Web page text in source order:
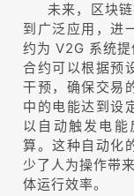
未来，区块
到广泛应用，进
约为 V2G 系统
合约可以根据预
干预，确保交易
中的电能达到设
以自动触发电
算。这种自动化
少了人为操作带
体运行效率。